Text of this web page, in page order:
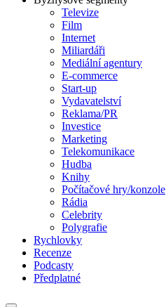
Televize
Film
Internet
Miliardáři
Mediální agentury
E-commerce
Start-up
Vydavatelství
Reklama/PR
Investice
Marketing
Telekomunikace
Hudba
Knihy
Počítačové hry/konzole
Rádia
Celebrity
Polygrafie
Rychlovky
Recenze
Podcasty
Předplatné